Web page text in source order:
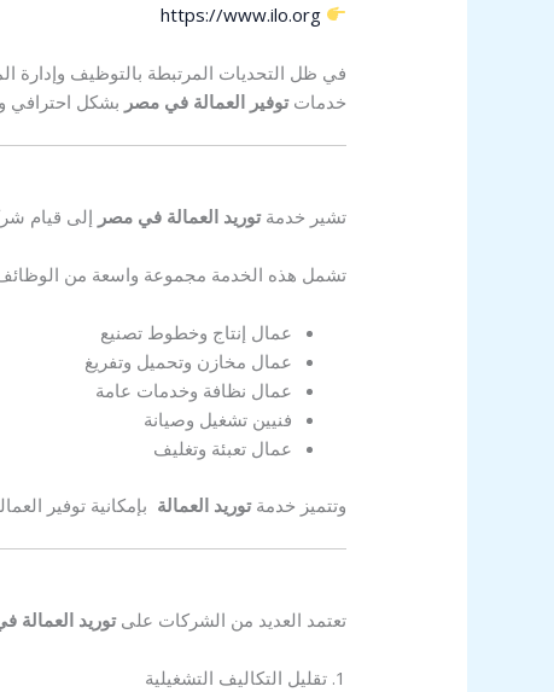
https://www.ilo.org
في ظل التحديات المرتبطة بالتوظيف وإدارة
خدماتتوفير العمالة في مصر بشكل احترافي
تشير خدمةتوريد العمالة في مصر إلى قيام
تشمل هذه الخدمة مجموعة واسعة من
عمال إنتاج وخطوط تصنيع
عمال مخازن وتحميل وتفريغ
عمال نظافة وخدمات عامة
فنيين تشغيل وصيانة
عمال تعبئة وتغليف
وتتميز خدمةتوريد العمالة بإمكانية توفير
تعتمد العديد من الشركات علىتوريد العمالة
1. تقليل التكاليف التشغيلية